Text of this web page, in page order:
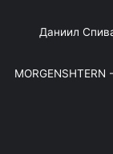
"Даниил